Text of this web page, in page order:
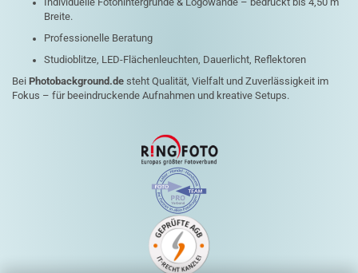
Breite.
Professionelle Beratung
Studioblitze, LED-Flächenleuchten, Dauerlicht, Reflektoren
Bei Photobackground.de steht Qualität, Vielfalt und Zuverlässigkeit im
Fokus – für beeindruckende Aufnahmen und kreative Setups.